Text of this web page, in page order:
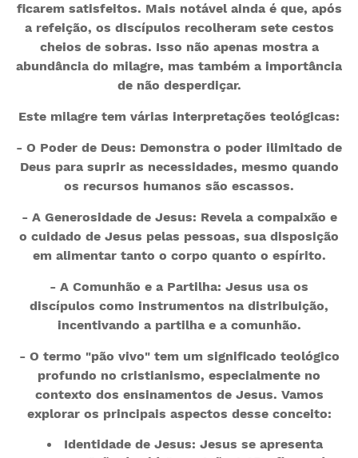
ficarem satisfeitos. Mais notável ainda é que, após
a refeição, os discípulos recolheram sete cestos
cheios de sobras. Isso não apenas mostra a
abundância do milagre, mas também a importância
de não desperdiçar.
Este milagre tem várias interpretações teológicas:
- O Poder de Deus: Demonstra o poder ilimitado de
Deus para suprir as necessidades, mesmo quando
os recursos humanos são escassos.
- A Generosidade de Jesus: Revela a compaixão e
o cuidado de Jesus pelas pessoas, sua disposição
em alimentar tanto o corpo quanto o espírito.
- A Comunhão e a Partilha: Jesus usa os
discípulos como instrumentos na distribuição,
incentivando a partilha e a comunhão.
- O termo "pão vivo" tem um significado teológico
profundo no cristianismo, especialmente no
contexto dos ensinamentos de Jesus. Vamos
explorar os principais aspectos desse conceito:
Identidade de Jesus: Jesus se apresenta